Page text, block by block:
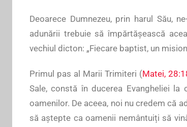
Deoarece Dumnezeu, prin harul Său,
adunării trebuie să împărtășească
vechiul dicton: „Fiecare baptist, un
Primul pas al Marii Trimiteri (Matei,
Sale, constă în ducerea Evangheliei
oamenilor. De aceea, noi nu credem că
să aștepte ca oamenii nemântuiți să